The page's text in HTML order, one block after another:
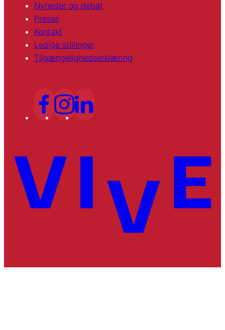
Nyheder og debat
Presse
Kontakt
Ledige stillinger
Tilgængelighedserklæring